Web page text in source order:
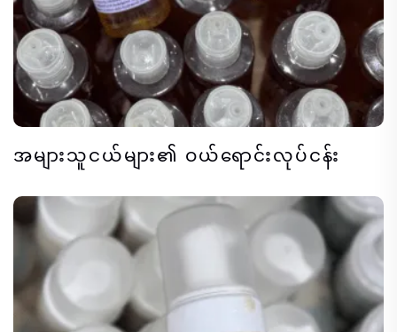
အများသူငယ်များ၏ ဝယ်ရောင်းလုပ်ငန်း